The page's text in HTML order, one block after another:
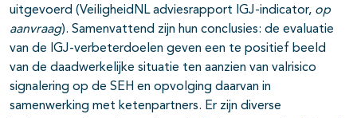
uitgevoerd (VeiligheidNL adviesrapport IGJ-indicator, op
aanvraag). Samenvattend zijn hun conclusies: de evaluatie
van de IGJ-verbeterdoelen geven een te positief beeld
van de daadwerkelijke situatie ten aanzien van valrisico
signalering op de SEH en opvolging daarvan in
samenwerking met ketenpartners. Er zijn diverse